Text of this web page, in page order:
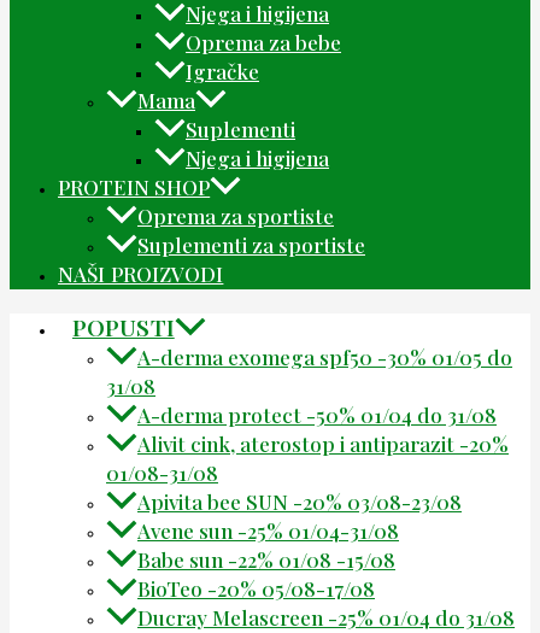
Njega i higijena
Oprema za bebe
Igračke
Mama
Suplementi
Njega i higijena
PROTEIN SHOP
Oprema za sportiste
Suplementi za sportiste
NAŠI PROIZVODI
POPUSTI
A-derma exomega spf50 -30% 01/05 do
31/08
A-derma protect -50% 01/04 do 31/08
Alivit cink, aterostop i antiparazit -20%
01/08-31/08
Apivita bee SUN -20% 03/08-23/08
Avene sun -25% 01/04-31/08
Babe sun -22% 01/08 -15/08
BioTeo -20% 05/08-17/08
Ducray Melascreen -25% 01/04 do 31/08